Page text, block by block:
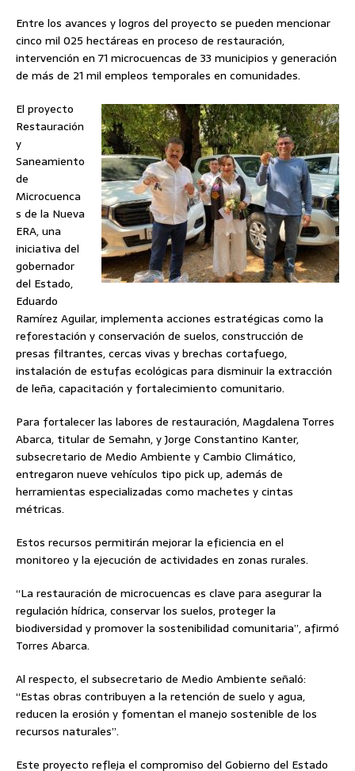
Entre los avances y logros del proyecto se pueden mencionar
cinco mil 025 hectáreas en proceso de restauración,
intervención en 71 microcuencas de 33 municipios y generación
de más de 21 mil empleos temporales en comunidades.
El proyecto
Restauración
y
Saneamiento
de
Microcuenca
s de la Nueva
ERA, una
iniciativa del
gobernador
del Estado,
Eduardo
Ramírez Aguilar, implementa acciones estratégicas como la
reforestación y conservación de suelos, construcción de
presas filtrantes, cercas vivas y brechas cortafuego,
instalación de estufas ecológicas para disminuir la extracción
de leña, capacitación y fortalecimiento comunitario.
Para fortalecer las labores de restauración, Magdalena Torres
Abarca, titular de Semahn, y Jorge Constantino Kanter,
subsecretario de Medio Ambiente y Cambio Climático,
entregaron nueve vehículos tipo pick up, además de
herramientas especializadas como machetes y cintas
métricas.
Estos recursos permitirán mejorar la eficiencia en el
monitoreo y la ejecución de actividades en zonas rurales.
“La restauración de microcuencas es clave para asegurar la
regulación hídrica, conservar los suelos, proteger la
biodiversidad y promover la sostenibilidad comunitaria”, afirmó
Torres Abarca.
Al respecto, el subsecretario de Medio Ambiente señaló:
“Estas obras contribuyen a la retención de suelo y agua,
reducen la erosión y fomentan el manejo sostenible de los
recursos naturales”.
Este proyecto refleja el compromiso del Gobierno del Estado